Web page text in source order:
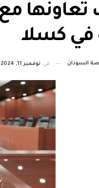
مع
في كسلا
السودان في نوفمبر 11, 2024